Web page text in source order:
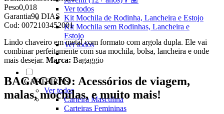
Ver todos
Kit Mochila de Rodinha, Lancheira e Estojo
Kit Mochila sem Rodinhas, Lancheira e
Estojo
Ver todos
CARTEIRAS
Ver todos
Carteira Masculina
Carteiras Femininas
Peso0,018
Garantia90 DIAS
Cod: 0072103452001
Lindo chaveiro em metal com formato com argola dupla. Ele vai
combinar perfeitamente com sua mochila, bolsa, lancheira e onde
mais desejar. Marca: Bagaggio
BAGAGGIO: Acessórios de viagem,
malas, mochilas, e muito mais!